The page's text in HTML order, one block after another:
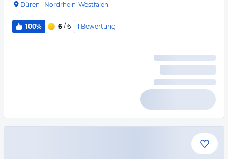
Düren · Nordrhein-Westfalen
100% 6 / 6 1 Bewertung